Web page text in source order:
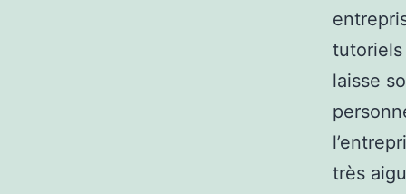
tutoriels
laisse
très